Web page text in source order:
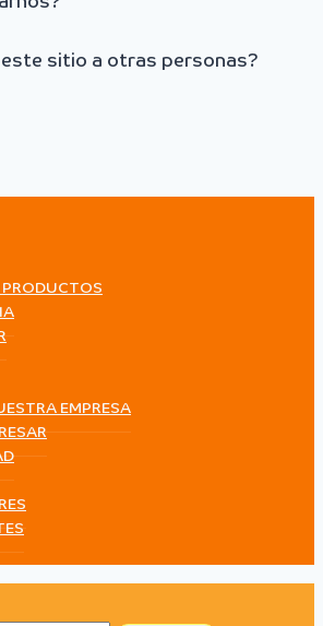
sitio a otras personas?
PRODUCTOS
EMPRESA